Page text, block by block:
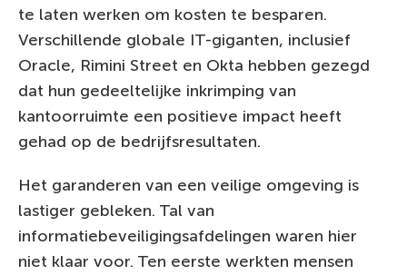
te laten werken om kosten te besparen.
Verschillende globale IT-giganten, inclusief
Oracle, Rimini Street en Okta hebben gezegd
dat hun gedeeltelijke inkrimping van
kantoorruimte een positieve impact heeft
gehad op de bedrijfsresultaten.
Het garanderen van een veilige omgeving is
lastiger gebleken. Tal van
informatiebeveiligingsafdelingen waren hier
niet klaar voor. Ten eerste werkten mensen